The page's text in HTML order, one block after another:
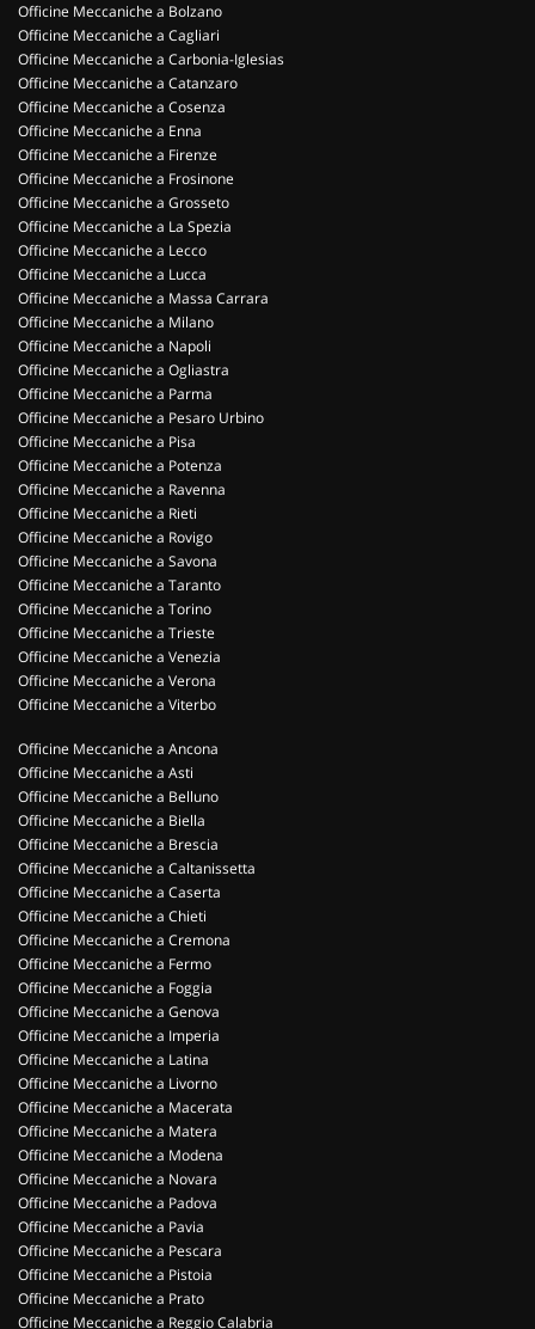
Officine Meccaniche a Bolzano
Officine Meccaniche a Cagliari
Officine Meccaniche a Carbonia-Iglesias
Officine Meccaniche a Catanzaro
Officine Meccaniche a Cosenza
Officine Meccaniche a Enna
Officine Meccaniche a Firenze
Officine Meccaniche a Frosinone
Officine Meccaniche a Grosseto
Officine Meccaniche a La Spezia
Officine Meccaniche a Lecco
Officine Meccaniche a Lucca
Officine Meccaniche a Massa Carrara
Officine Meccaniche a Milano
Officine Meccaniche a Napoli
Officine Meccaniche a Ogliastra
Officine Meccaniche a Parma
Officine Meccaniche a Pesaro Urbino
Officine Meccaniche a Pisa
Officine Meccaniche a Potenza
Officine Meccaniche a Ravenna
Officine Meccaniche a Rieti
Officine Meccaniche a Rovigo
Officine Meccaniche a Savona
Officine Meccaniche a Taranto
Officine Meccaniche a Torino
Officine Meccaniche a Trieste
Officine Meccaniche a Venezia
Officine Meccaniche a Verona
Officine Meccaniche a Viterbo
Officine Meccaniche a Ancona
Officine Meccaniche a Asti
Officine Meccaniche a Belluno
Officine Meccaniche a Biella
Officine Meccaniche a Brescia
Officine Meccaniche a Caltanissetta
Officine Meccaniche a Caserta
Officine Meccaniche a Chieti
Officine Meccaniche a Cremona
Officine Meccaniche a Fermo
Officine Meccaniche a Foggia
Officine Meccaniche a Genova
Officine Meccaniche a Imperia
Officine Meccaniche a Latina
Officine Meccaniche a Livorno
Officine Meccaniche a Macerata
Officine Meccaniche a Matera
Officine Meccaniche a Modena
Officine Meccaniche a Novara
Officine Meccaniche a Padova
Officine Meccaniche a Pavia
Officine Meccaniche a Pescara
Officine Meccaniche a Pistoia
Officine Meccaniche a Prato
Officine Meccaniche a Reggio Calabria